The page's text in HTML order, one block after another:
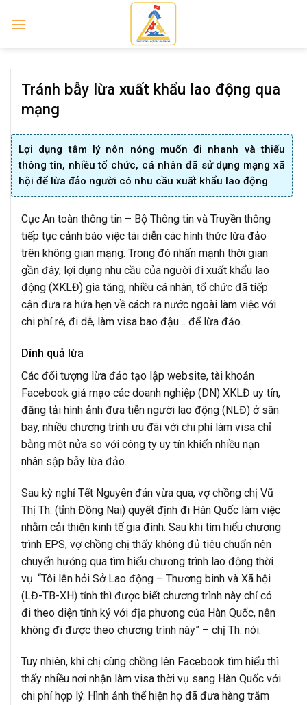
Tránh bẫy lừa xuất khẩu lao động qua
mạng
Lợi dụng tâm lý nôn nóng muốn đi nhanh và thiếu
thông tin, nhiều tổ chức, cá nhân đã sử dụng mạng xã
hội để lừa đảo người có nhu cầu xuất khẩu lao động
Cục An toàn thông tin – Bộ Thông tin và Truyền thông
tiếp tục cảnh báo việc tái diễn các hình thức lừa đảo
trên không gian mạng. Trong đó nhấn mạnh thời gian
gần đây, lợi dụng nhu cầu của người đi xuất khẩu lao
động (XKLĐ) gia tăng, nhiều cá nhân, tổ chức đã tiếp
cận đưa ra hứa hẹn về cách ra nước ngoài làm việc với
chi phí rẻ, đi dễ, làm visa bao đậu… để lừa đảo.
Dính quả lừa
Các đối tượng lừa đảo tạo lập website, tài khoản
Facebook giả mạo các doanh nghiệp (DN) XKLĐ uy tín,
đăng tải hình ảnh đưa tiễn người lao động (NLĐ) ở sân
bay, nhiều chương trình ưu đãi với chi phí làm visa chỉ
bằng một nửa so với công ty uy tín khiến nhiều nạn
nhân sập bẫy lừa đảo.
Sau kỳ nghỉ Tết Nguyên đán vừa qua, vợ chồng chị Vũ
Thị Th. (tỉnh Đồng Nai) quyết định đi Hàn Quốc làm việc
nhằm cải thiện kinh tế gia đình. Sau khi tìm hiểu chương
trình EPS, vợ chồng chị thấy không đủ tiêu chuẩn nên
chuyển hướng qua tìm hiểu chương trình lao động thời
vụ. “Tôi lên hỏi Sở Lao động – Thương binh và Xã hội
(LĐ-TB-XH) tỉnh thì được biết chương trình này chỉ có
đi theo diện tỉnh ký với địa phương của Hàn Quốc, nên
không đi được theo chương trình này” – chị Th. nói.
Tuy nhiên, khi chị cùng chồng lên Facebook tìm hiểu thì
thấy nhiều nơi nhận làm visa thời vụ sang Hàn Quốc với
chi phí hợp lý. Hình ảnh thể hiện họ đã đưa hàng trăm